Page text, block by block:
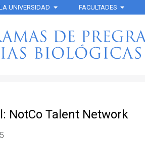
UNIVERSIDAD FACULTADES
NotCo Talent Network